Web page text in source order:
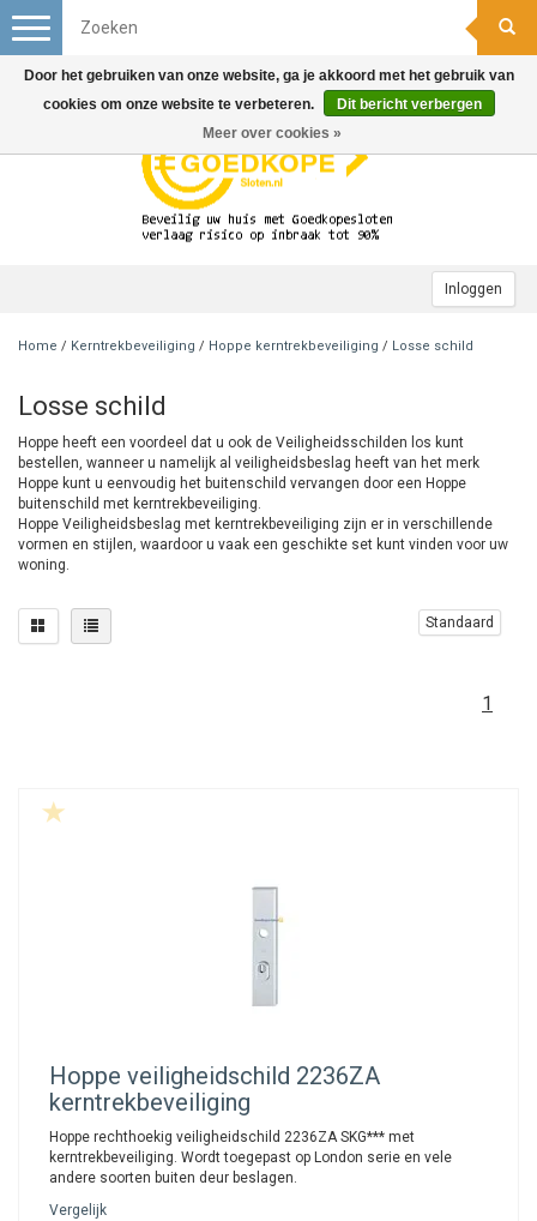
Inloggen
Toggle
navigation
Home / Kerntrekbeveiliging / Hoppe kerntrekbeveiliging / Losse schild
Losse schild
Hoppe heeft een voordeel dat u ook de Veiligheidsschilden los kunt
bestellen, wanneer u namelijk al veiligheidsbeslag heeft van het merk
Hoppe kunt u eenvoudig het buitenschild vervangen door een Hoppe
buitenschild met kerntrekbeveiliging.
Hoppe Veiligheidsbeslag met kerntrekbeveiliging zijn er in verschillende
vormen en stijlen, waardoor u vaak een geschikte set kunt vinden voor uw
woning.
Standaard
1
Hoppe veiligheidschild 2236ZA
kerntrekbeveiliging
Hoppe rechthoekig veiligheidschild 2236ZA SKG*** met
kerntrekbeveiliging. Wordt toegepast op London serie en vele
andere soorten buiten deur beslagen.
Vergelijk
Door het gebruiken van onze website, ga je akkoord met het gebruik van
cookies om onze website te verbeteren.
Dit bericht verbergen
Meer over cookies »